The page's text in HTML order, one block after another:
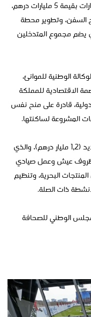
وتهم هذه المنجزات، التي رصدت لها استثمارات بقيمة 5 مليارات درهم،
السفن، وتطوير محطة
يضم مجموع المتدخلين
الوطنية للموانئ،
الاقتصادية للمملكة
قادرة على منح نفس
المشروعة لساكنتها.
وهكذا، دشن جلالة الملك ميناء الصيد الجديد (1,2 مليار درهم)، والذي
عيش وعمل صيادي
البحرية، وتنظيم
ذات الصلة.
الوطني للصحافة